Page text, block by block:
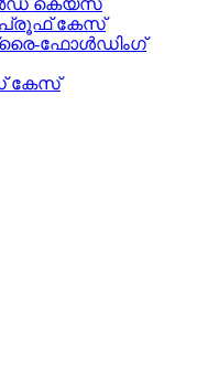
കെയ്‌സ്
പ്രൂഫ് കേസ്
ട്രൈ-ഫോൾഡിംഗ്
കേസ്